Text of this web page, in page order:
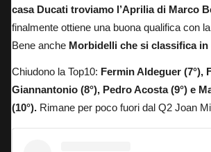
casa Ducati troviamo l’Aprilia di Marco
finalmente ottiene una buona qualifica con
Bene anche Morbidelli che si classifica in
Chiudono la Top10: Fermin Aldeguer (7°),
Giannantonio (8°), Pedro Acosta (9°) e
(10°). Rimane per poco fuori dal Q2 Joan